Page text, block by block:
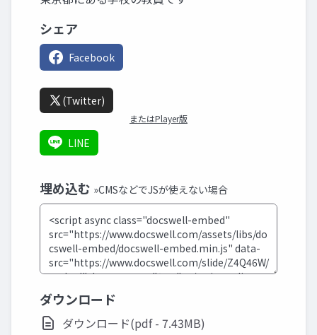
シェア
Facebook
(Twitter)
またはPlayer版
LINE
埋め込む »CMSなどでJSが使えない場合
ダウンロード
ダウンロード(pdf - 7.43MB)